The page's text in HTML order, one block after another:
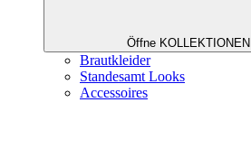
Öffne KOLLEKTIONEN
Brautkleider
Standesamt Looks
Accessoires